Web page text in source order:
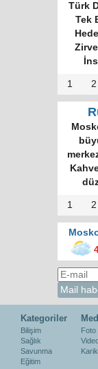
Türk
Tek
1 2
1 2
Kategoriler
Bilişim
Sağlık
Savunma
Eğitim
Foto